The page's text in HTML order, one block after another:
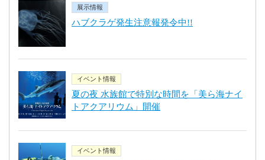
展示情報
ハブクラゲ発生注意報発令中!!
イベント情報
夏の夜 水族館で特別な時間を「美ら海ナイ
トアクアリウム」開催
イベント情報